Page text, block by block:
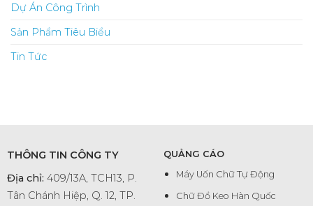
Dự Án Công Trình
Sản Phẩm Tiêu Biểu
Tin Tức
THÔNG TIN CÔNG TY
Địa chỉ: 409/13A, TCH13, P.
Tân Chánh Hiệp, Q. 12, TP.
QUẢNG CÁO
Máy Uốn Chữ Tự Động
Chữ Đổ Keo Hàn Quốc